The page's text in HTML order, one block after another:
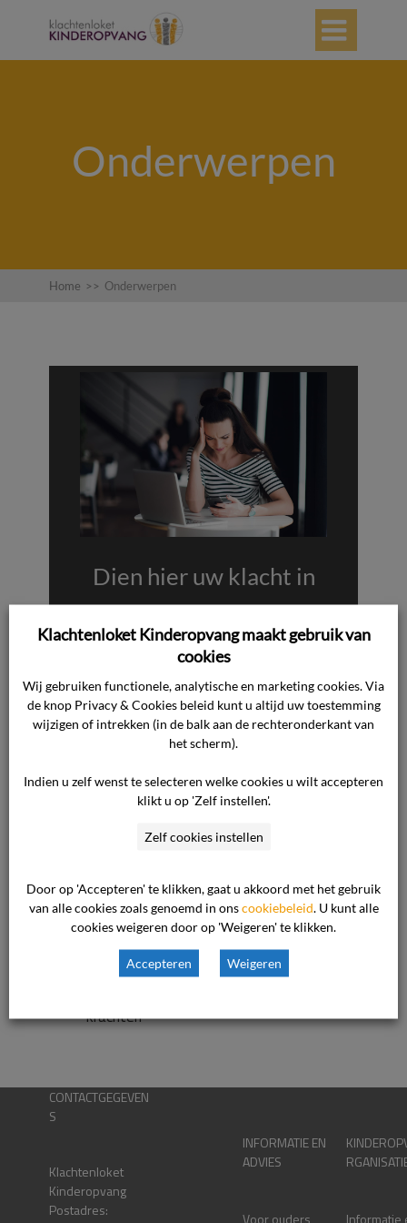

Onderwerpen
Home >> Onderwerpen
Dien hier uw klacht in
Komt u er met het bedrijf niet uit, en
wilt u een onafhankelijke uitspraak
van de Geschillencommissie? Klik op
verder.
HELP MIJ VERDER
Ook Interessant
Feestdagen en bijzondere data 2026
Feestdagen en bijzondere data 2025
De Proeftuin: Juridisch Loket en De
krachten
CONTACTGEGEVEN
S
Klachtenloket
Kinderopvang
Postadres:
INFORMATIE EN
ADVIES
Voor ouders Informatie
Klachtenloket Kinderopvang maakt gebruik van
cookies
Wij gebruiken functionele, analytische en marketing cookies. Via
de knop Privacy & Cookies beleid kunt u altijd uw toestemming
wijzigen of intrekken (in de balk aan de rechteronderkant van
het scherm).
Indien u zelf wenst te selecteren welke cookies u wilt accepteren
klikt u op 'Zelf instellen'.
Zelf cookies instellen
Door op 'Accepteren' te klikken, gaat u akkoord met het gebruik
van alle cookies zoals genoemd in onscookiebeleid. U kunt alle
cookies weigeren door op 'Weigeren' te klikken.
Accepteren Weigeren